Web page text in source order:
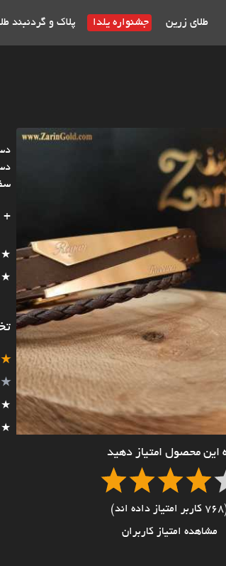
طلای زرین جشنواره یلدا پلاک و گردنبند
این محصول امتیاز دهید
داده اند)
مشاهده امتیاز کاربران
★
★
★